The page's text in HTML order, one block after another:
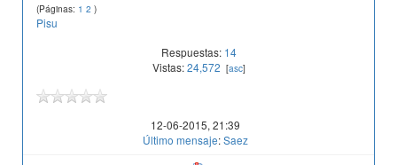
(Páginas: 1 2 )
Pisu
Respuestas: 14
Vistas:24,572 [asc]
12-06-2015, 21:39
Último mensaje:Saez